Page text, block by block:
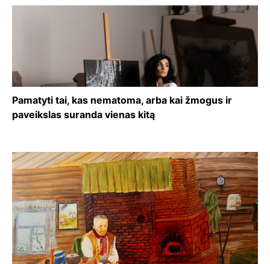
Pamatyti tai, kas nematoma, arba kai žmogus ir
paveikslas suranda vienas kitą